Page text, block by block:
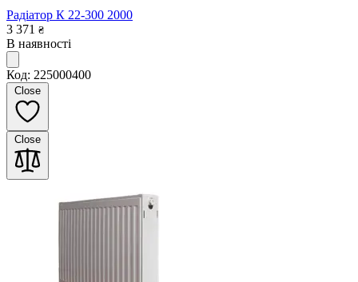
Радіатор К 22-300 2000
3 371 ₴
В наявності
Код: 225000400
Close
Close